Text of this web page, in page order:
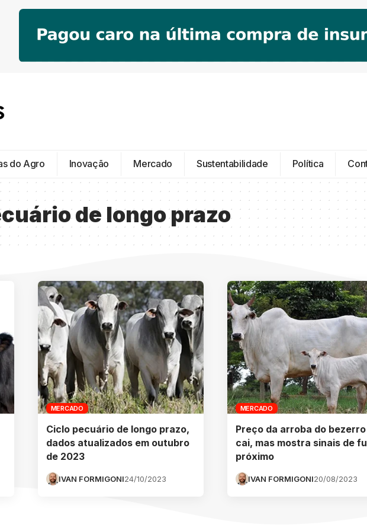
do Agro Inovação Mercado Sustentabilidade Política
de longo prazo
MERCADO
Ciclo pecuário de longo prazo,
dados atualizados em outubro
de 2023
IVAN FORMIGONI24/10/2023
MERCADO
Preço da arroba do bezerro
cai, mas mostra sinais de
próximo
IVAN FORMIGONI20/08/2023